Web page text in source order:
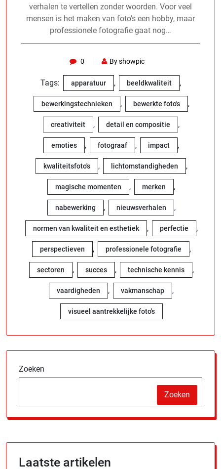
verhalen te vertellen zonder woorden. Voor veel
mensen is het maken van foto’s een hobby, maar
professionele fotografie gaat nog…
0 By showpic
Tags: apparatuur , beeldkwaliteit ,
bewerkingstechnieken , bewerkte foto's ,
creativiteit , detail en compositie ,
emoties , fotograaf , impact ,
kwaliteitsfoto's , lichtomstandigheden ,
magische momenten , merken ,
nabewerking , nieuwsverhalen ,
normen van kwaliteit en esthetiek , perfectie ,
perspectieven , professionele fotografie ,
sectoren , succes , technische kennis ,
vaardigheden , vakmanschap ,
visueel aantrekkelijke foto's
Zoeken
Zoeken
Laatste artikelen